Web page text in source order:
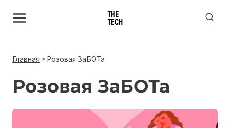
Главная > Розовая ЗаБОТа
Розовая ЗаБОТа